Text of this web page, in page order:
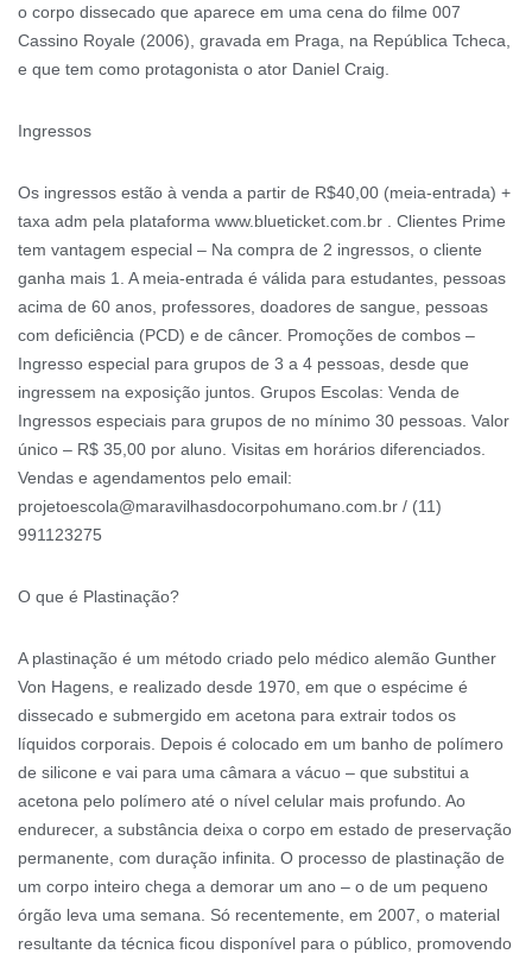
o corpo dissecado que aparece em uma cena do filme 007
Cassino Royale (2006), gravada em Praga, na República Tcheca,
e que tem como protagonista o ator Daniel Craig.
Ingressos
Os ingressos estão à venda a partir de R$40,00 (meia-entrada) +
taxa adm pela plataforma www.blueticket.com.br . Clientes Prime
tem vantagem especial – Na compra de 2 ingressos, o cliente
ganha mais 1. A meia-entrada é válida para estudantes, pessoas
acima de 60 anos, professores, doadores de sangue, pessoas
com deficiência (PCD) e de câncer. Promoções de combos –
Ingresso especial para grupos de 3 a 4 pessoas, desde que
ingressem na exposição juntos. Grupos Escolas: Venda de
Ingressos especiais para grupos de no mínimo 30 pessoas. Valor
único – R$ 35,00 por aluno. Visitas em horários diferenciados.
Vendas e agendamentos pelo email:
projetoescola@maravilhasdocorpohumano.com.br / (11)
991123275
O que é Plastinação?
A plastinação é um método criado pelo médico alemão Gunther
Von Hagens, e realizado desde 1970, em que o espécime é
dissecado e submergido em acetona para extrair todos os
líquidos corporais. Depois é colocado em um banho de polímero
de silicone e vai para uma câmara a vácuo – que substitui a
acetona pelo polímero até o nível celular mais profundo. Ao
endurecer, a substância deixa o corpo em estado de preservação
permanente, com duração infinita. O processo de plastinação de
um corpo inteiro chega a demorar um ano – o de um pequeno
órgão leva uma semana. Só recentemente, em 2007, o material
resultante da técnica ficou disponível para o público, promovendo